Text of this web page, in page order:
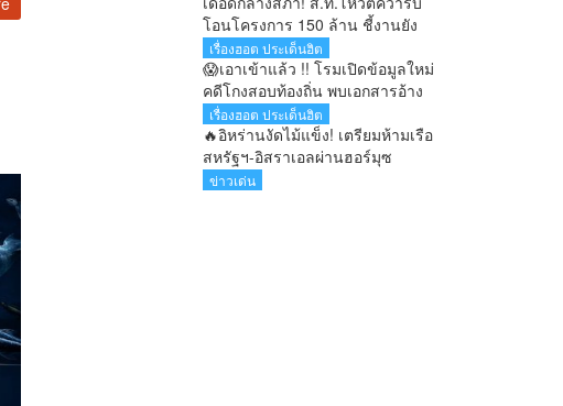
โอนโครงการ 150 ล้าน ชี้งานยัง
ไม่สมบูรณ์ หวั่นภาระตกที่ภาษี
ประชาชน
เรื่องฮอต ประเด็นฮิต
😱เอาเข้าแล้ว !! โรมเปิดข้อมูลใหม่
คดีโกงสอบท้องถิ่น พบเอกสารอ้าง
ชื่อ “อนุทิน” ตั้งแต่สมัยนั่งรองนา
ยกฯ
เรื่องฮอต ประเด็นฮิต
🔥อิหร่านงัดไม้แข็ง! เตรียมห้ามเรือ
สหรัฐฯ-อิสราเอลผ่านฮอร์มุซ
น้ำมันโลกพุ่งทันที
ข่าวเด่น